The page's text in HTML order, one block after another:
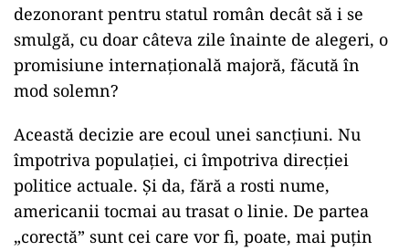
dezonorant pentru statul român decât să i se
smulgă, cu doar câteva zile înainte de alegeri, o
promisiune internațională majoră, făcută în
mod solemn?
Această decizie are ecoul unei sancțiuni. Nu
împotriva populației, ci împotriva direcției
politice actuale. Și da, fără a rosti nume,
americanii tocmai au trasat o linie. De partea
„corectă” sunt cei care vor fi, poate, mai puțin